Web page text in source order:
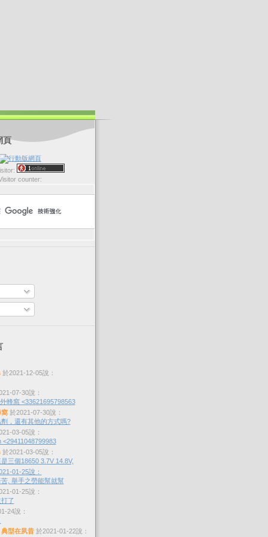
頁
counter:
於2021-12-05說：
07-30說：
蜂窩 <33621695798563
窩於2021-07-30說：
，還有其他的方式嗎?
03-05說：
<29411048799983
於2021-03-05說：
三個18650 3.7V 14.8V,
01-25說：
, 舉手之勞能幫就幫
01-25說：
了
24說：
型在夙昔於2021-01-22說：